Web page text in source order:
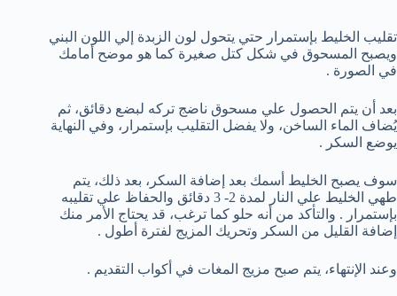
تقليب الخليط بإستمرار حتي يتحول لون الزبدة إلي اللون البني
ويصبح المسحوق في شكل كتل صغيرة كما هو موضح أمامك
في الصورة .
بعد أن يتم الحصول علي مسحوق ناضج تركه لبضع دقائق، ثم
يُضاف الماء الساخن، ولا يفضل التقليب بإستمرار، وفي النهاية
يوضع السكر .
سوف يصبح الخليط أسمك بعد إضافة السكر، بعد ذلك، يتم
طهي الخليط علي النار لمدة 2- 3 دقائق والحفاظ علي تقليبه
بإستمرار . والتأكد من أنه حلو كما ترغب، قد يحتاج الأمر منك
إضافة القليل من السكر وتحريك المزيج لفترة أطول .
وعند الإنتهاء، يتم صبح مزيج المغات في أكواب التقديم .